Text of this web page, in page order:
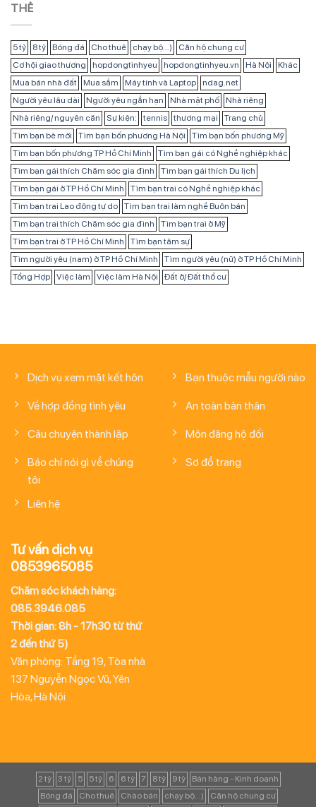
THẺ
5 tỷ 8 tỷ Bóng đá Cho thuê chạy bộ...)
Căn hộ chung cư
Cơ hội giao thương
hopdongtinhyeu hopdongtinhyeu.vn Hà Nội
Khác
Mua bán nhà đất
Mua sắm Máy tính và Laptop
ndag.net
Người yêu lâu dài
Người yêu ngắn hạn Nhà mặt phố
Nhà riêng
Nhà riêng/ nguyên căn
Sự kiện: tennis thương mại
Trang chủ
Tìm bạn bè mới
Tìm bạn bốn phương Hà Nội
Tìm bạn bốn phương Mỹ
Tìm bạn bốn phương TP Hồ Chí Minh
Tìm bạn gái có Nghề nghiệp khác
Tìm bạn gái thích Chăm sóc gia đình
Tìm bạn gái thích Du lịch
Tìm bạn gái ở TP Hồ Chí Minh
Tìm bạn trai có Nghề nghiệp khác
Tìm bạn trai Lao động tự do
Tìm bạn trai làm nghề Buôn bán
Tìm bạn trai thích Chăm sóc gia đình
Tìm bạn trai ở Mỹ
Tìm bạn trai ở TP Hồ Chí Minh
Tìm bạn tâm sự
Tìm người yêu (nam) ở TP Hồ Chí Minh
Tìm người yêu (nữ) ở TP Hồ Chí Minh
Tổng Hợp
Việc làm Việc làm Hà Nội Đất ở/ Đất thổ cư
Dịch vụ xem mặt kết hôn
Về hợp đồng tình yêu
Câu chuyện thành lập
Báo chí nói gì về chúng
tôi
Liên hệ
Bạn thuộc mẫu người nào
An toàn bản thân
Môn đăng hộ đối
Sơ đồ trang
Tư vấn dịch vụ
0853965085
Chăm sóc khách hàng:
085.3946.085
Thời gian: 8h - 17h30 từ thứ
2 đến thứ 5)
Văn phòng: Tầng 19, Tòa nhà
137 Nguyễn Ngọc Vũ, Yên
Hòa, Hà Nội
2 tỷ 3 tỷ 5 5 tỷ 6 6 tỷ 7 8 tỷ 9 tỷ
Bán hàng - Kinh doanh
Bóng đá
Cho thuê Chào bán chạy bộ...)
Căn hộ chung cư